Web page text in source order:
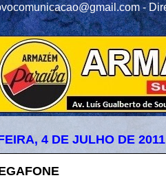
-
4 DE JULHO DE 2011